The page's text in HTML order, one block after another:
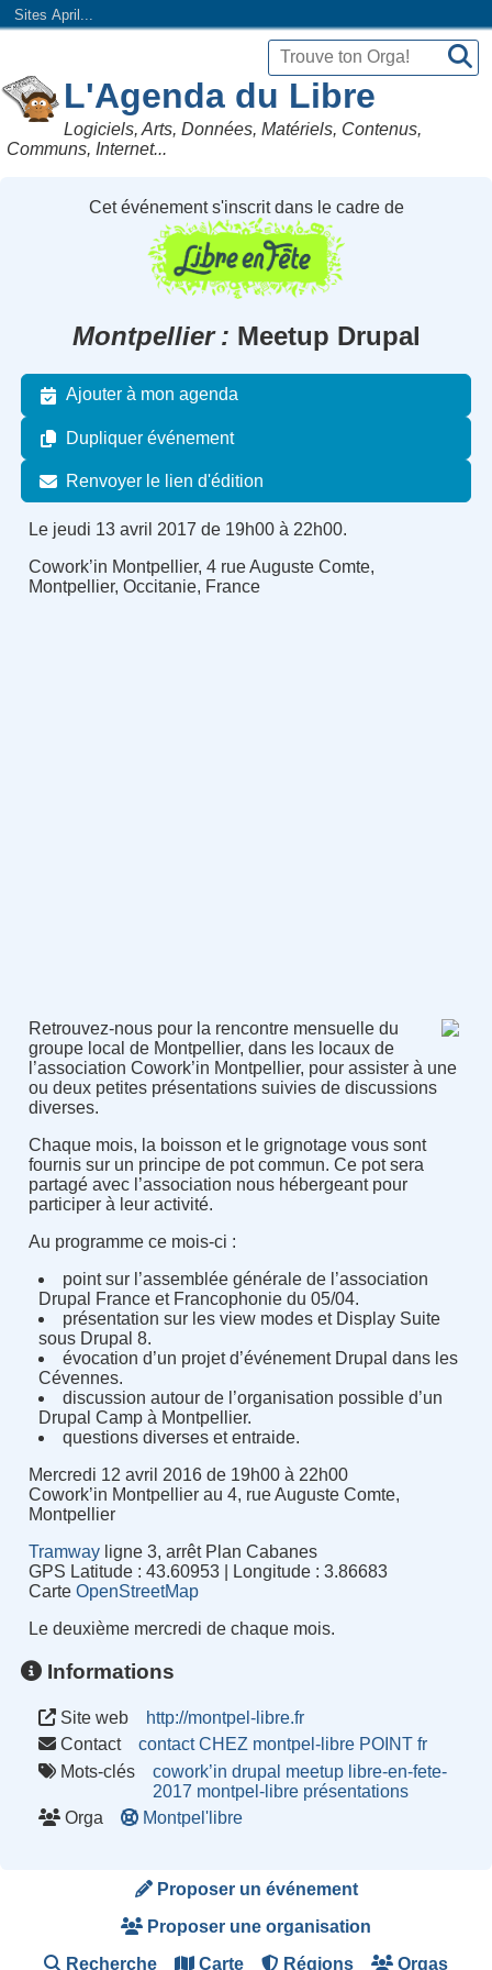
Sites April...
L'Agenda du Libre
Logiciels, Arts, Données, Matériels, Contenus,
Communs, Internet...
Cet événement s'inscrit dans le cadre de
Montpellier Meetup Drupal
Ajouter à mon agenda
Dupliquer événement
Renvoyer le lien d'édition
Le jeudi 13 avril 2017 de 19h00 à 22h00.
Cowork’in Montpellier, 4 rue Auguste Comte,
Montpellier, Occitanie, France
Retrouvez-nous pour la rencontre mensuelle du
groupe local de Montpellier, dans les locaux de
l’association Cowork’in Montpellier, pour assister à une
ou deux petites présentations suivies de discussions
diverses.
Chaque mois, la boisson et le grignotage vous sont
fournis sur un principe de pot commun. Ce pot sera
partagé avec l’association nous hébergeant pour
participer à leur activité.
Au programme ce mois-ci :
point sur l’assemblée générale de l’association
Drupal France et Francophonie du 05/04.
présentation sur les view modes et Display Suite
sous Drupal 8.
évocation d’un projet d’événement Drupal dans les
Cévennes.
discussion autour de l’organisation possible d’un
Drupal Camp à Montpellier.
questions diverses et entraide.
Mercredi 12 avril 2016 de 19h00 à 22h00
Cowork’in Montpellier au 4, rue Auguste Comte,
Montpellier
Tramwayligne 3, arrêt Plan Cabanes
GPS Latitude : 43.60953 | Longitude : 3.86683
Carte OpenStreetMap
Le deuxième mercredi de chaque mois.
Informations
Site web
http://montpel-libre.fr
Contact
contact CHEZ montpel-libre POINT fr
Mots-clés
cowork’in drupal meetup libre-en-fete-
2017 montpel-libre présentations
Orga
Montpel'libre
Proposer un événement
Proposer une organisation
Recherche Carte Régions Orgas